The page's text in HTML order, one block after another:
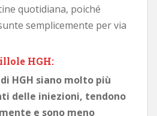
quotidiana, poiché
semplicemente per via
HGH:
HGH siano molto più
delle iniezioni, tendono
e sono meno